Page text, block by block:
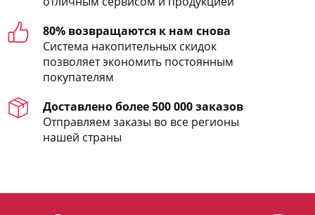
80% возвращаются к нам снова
Система накопительных скидок
позволяет экономить постоянным
покупателям
Доставлено более 500 000 заказов
Отправляем заказы во все регионы
нашей страны